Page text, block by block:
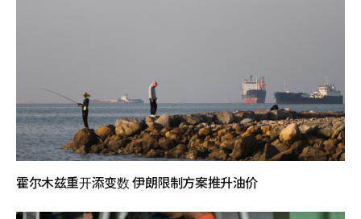
霍尔木兹重开添变数 伊朗限制方案推升油价